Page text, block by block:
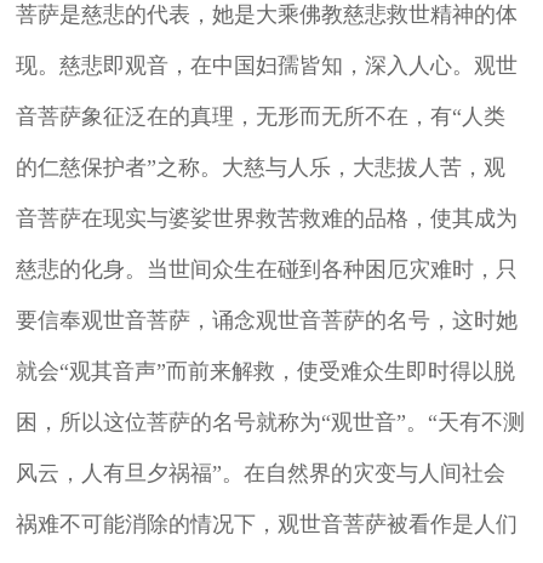
菩萨是慈悲的代表，她是大乘佛教慈悲救世精神的体
现。慈悲即观音，在中国妇孺皆知，深入人心。观世
音菩萨象征泛在的真理，无形而无所不在，有“人类
的仁慈保护者”之称。大慈与人乐，大悲拔人苦，观
音菩萨在现实与婆娑世界救苦救难的品格，使其成为
慈悲的化身。当世间众生在碰到各种困厄灾难时，只
要信奉观世音菩萨，诵念观世音菩萨的名号，这时她
就会“观其音声”而前来解救，使受难众生即时得以脱
困，所以这位菩萨的名号就称为“观世音”。“天有不测
风云，人有旦夕祸福”。在自然界的灾变与人间社会
祸难不可能消除的情况下，观世音菩萨被看作是人们